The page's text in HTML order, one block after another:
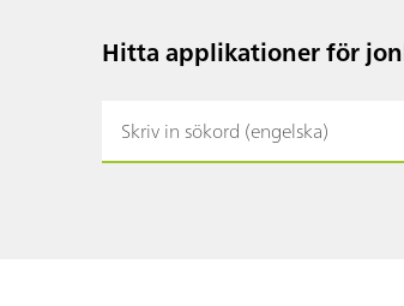
Hitta applikationer för